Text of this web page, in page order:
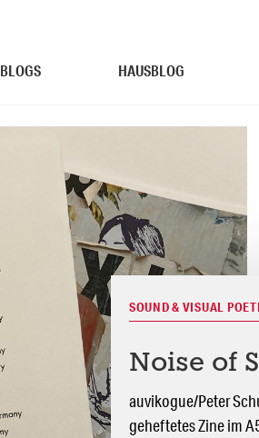
HAUSBLOG
SOUND & VISUAL
Noise of
auvikogue/Peter
geheftetes Zine im